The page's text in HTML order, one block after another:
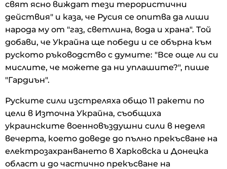
свят ясно виждат тези терористични
действия" и каза, че Русия се опитва да лиши
народа му от "газ, светлина, вода и храна". Той
добави, че Украйна ще победи и се обърна към
руското ръководство с думите: "Все още ли си
мислите, че можете да ни уплашите?", пише
"Гардиън".
Руските сили изстреляха общо 11 ракети по
цели в Източна Украйна, съобщиха
украинските военновъздушни сили в неделя
вечерта, което доведе до пълно прекъсване на
електрозахранването в Харковска и Донецка
област и до частично прекъсване на